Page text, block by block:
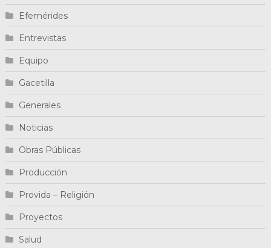
Efemérides
Entrevistas
Equipo
Gacetilla
Generales
Noticias
Obras Públicas
Producción
Provida – Religión
Proyectos
Salud